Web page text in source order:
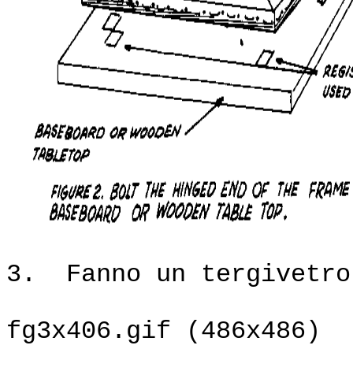
3. Fanno un
fg3x406.gif (486x486)